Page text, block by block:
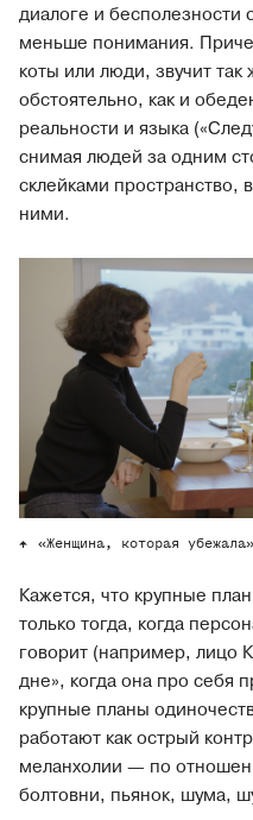
диалоге и
меньше понимания.
коты или люди, звучит
обстоятельно, как и
реальности и языка
снимая людей за одним
склейками пространство,
ними.
«Женщина, которая
Кажется, что крупные
только тогда, когда
говорит (например,
дне», когда она про себя
крупные планы
работают как острый
меланхолии — по
болтовни, пьянок, шума,